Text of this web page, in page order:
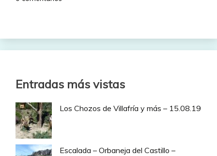
Entradas más vistas
Los Chozos de Villafría y más – 15.08.19
Escalada – Orbaneja del Castillo –